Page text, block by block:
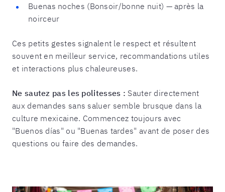
Buenas noches (Bonsoir/bonne nuit) — après la
noirceur
Ces petits gestes signalent le respect et résultent
souvent en meilleur service, recommandations utiles
et interactions plus chaleureuses.
Ne sautez pas les politesses : Sauter directement
aux demandes sans saluer semble brusque dans la
culture mexicaine. Commencez toujours avec
"Buenos días" ou "Buenas tardes" avant de poser des
questions ou faire des demandes.